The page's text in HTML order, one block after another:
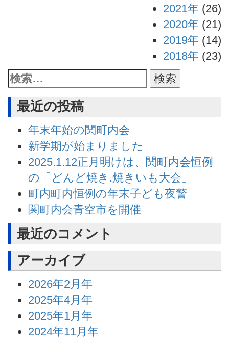
2021年 (26)
2020年 (21)
2019年 (14)
2018年 (23)
最近の投稿
年末年始の関町内会
新学期が始まりました
2025.1.12正月明けは、関町内会恒例
の「どんど焼き.焼きいも大会」
町内町内恒例の年末子ども夜警
関町内会青空市を開催
最近のコメント
アーカイブ
2026年2月年
2025年4月年
2025年1月年
2024年11月年